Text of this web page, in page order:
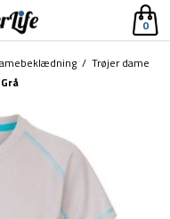
0
/ Trøjer dame